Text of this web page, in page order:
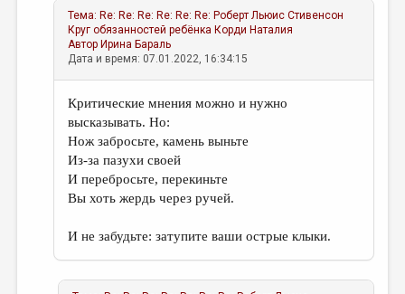
Тема: Re: Re: Re: Re: Re: Re: Роберт Льюис Стивенсон
Круг обязанностей ребёнка Корди Наталия
Автор Ирина Бараль
Дата и время: 07.01.2022, 16:34:15
Критические мнения можно и нужно
высказывать. Но:
Нож забросьте, камень выньте
Из-за пазухи своей
И перебросьте, перекиньте
Вы хоть жердь через ручей.
И не забудьте: затупите ваши острые клыки.